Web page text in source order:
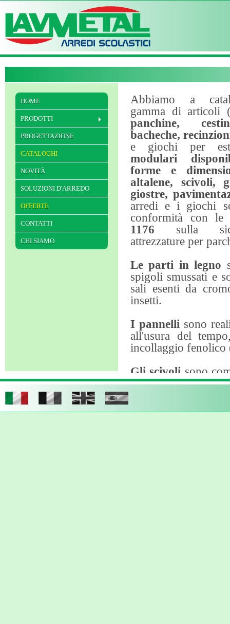
Abbiamo a
gamma di articoli
panchine,
bacheche,
e giochi per
modulari
forme e
altalene, scivoli,
giostre,
arredi e i giochi
conformità con
1176 sulla
attrezzature per
Le parti in legno
spigoli smussati e
sali esenti da
insetti.
I pannelli sono
all'usura del
incollaggio fenolico
Gli scivoli sono
vari strati di resina
HOME
PRODOTTI
PROGETTAZIONE
CATALOGHI
NOVITÀ
SOLUZIONI D'ARREDO
OFFERTE
CONTATTI
CHI SIAMO